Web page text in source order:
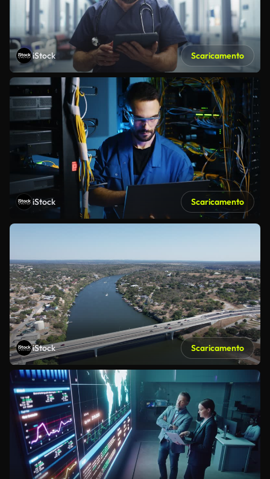
iStock Scaricamento
iStock Scaricamento
iStock Scaricamento